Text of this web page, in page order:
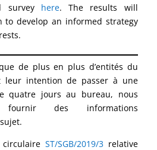
surveyhere. The results will
to develop an informed strategy
de plus en plus d’entités du
leur intention de passer à une
quatre jours au bureau, nous
fournir des informations
ST/SGB/2019/3relative